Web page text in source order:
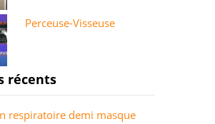
Perceuse-Visseuse
récents
respiratoire demi masque